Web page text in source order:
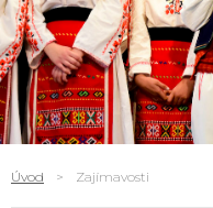
Úvod > Zajímavosti